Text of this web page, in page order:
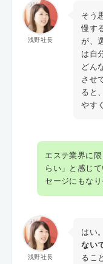
浅野社長
そう
慢す
が、
は自
どん
させ
ると
やす
エステ業界に
らい」と感じ
セージにもなり
浅野社長
はい。
ない
るこ